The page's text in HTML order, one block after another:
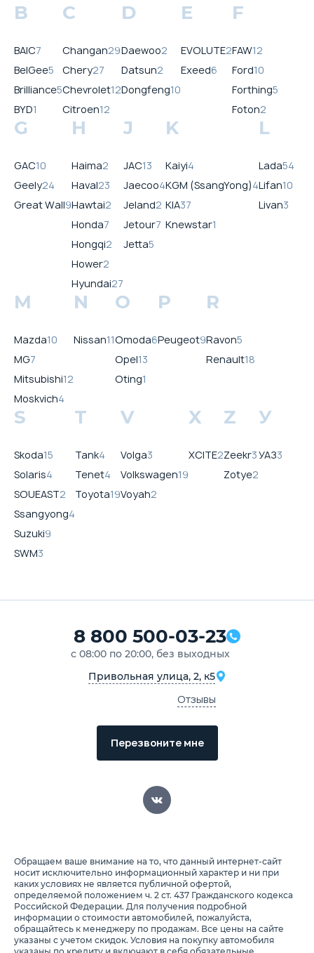
B
BAIC7
BelGee5
Brilliance5
BYD1
C
Changan29
Chery27
Chevrolet12
Citroen12
D
Daewoo2
Datsun2
Dongfeng10
E
EVOLUTE2
Exeed6
F
FAW12
Ford10
Forthing5
Foton2
G
GAC10
Geely24
Great Wall9
H
Haima2
Haval23
Hawtai2
Honda7
Hongqi2
Hower2
Hyundai27
J
JAC13
Jaecoo4
Jeland2
Jetour7
Jetta5
K
Kaiyi4
KGM (SsangYong)4
KIA37
Knewstar1
L
Lada54
Lifan10
Livan3
M
Mazda10
MG7
Mitsubishi12
Moskvich4
N
Nissan11
O
Omoda6
Opel13
Oting1
P
Peugeot9
R
Ravon5
Renault18
S
Skoda15
Solaris4
SOUEAST2
Ssangyong4
Suzuki9
SWM3
T
Tank4
Tenet4
Toyota19
V
Volga3
Volkswagen19
Voyah2
X
XCITE2
Z
Zeekr3
Zotye2
У
УАЗ3
8 800 500-03-23
с 08:00 по 20:00, без выходных
Привольная улица, 2, к5
Отзывы
Перезвоните мне
Обращаем ваше внимание на то, что данный интернет-сайт
носит исключительно информационный характер и ни при
каких условиях не является публичной офертой,
определяемой положением ч. 2 ст. 437 Гражданского кодекса
Российской Федерации. Для получения подробной
информации о стоимости автомобилей, пожалуйста,
обращайтесь к менеджеру по продажам. Все цены на сайте
указаны с учетом скидок. Условия на покупку автомобиля